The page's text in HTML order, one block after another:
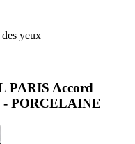
yeux
PARIS Accord
- PORCELAINE